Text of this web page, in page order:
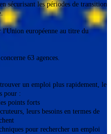
sécurisant les périodes de transition
l'Union européenne au titre du
63 agences.
un emploi plus rapidement, le
pour :
points forts
leurs besoins en termes de
pour rechercher un emploi